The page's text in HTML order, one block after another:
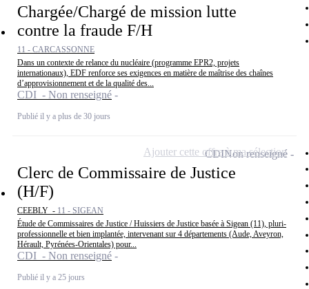
Chargée/Chargé de mission lutte
contre la fraude F/H
11 - CARCASSONNE
Dans un contexte de relance du nucléaire (programme EPR2, projets
internationaux), EDF renforce ses exigences en matière de maîtrise des chaînes
d’approvisionnement et de la qualité des...
CDI - Non renseigné
Publié il y a plus de 30 jours
Clerc de Commissaire de Justice
(H/F)
CEEBLY - 11 - SIGEAN
Étude de Commissaires de Justice / Huissiers de Justice basée à Sigean (11), pluri-
professionnelle et bien implantée, intervenant sur 4 départements (Aude, Aveyron,
Hérault, Pyrénées-Orientales) pour...
CDI - Non renseigné
Publié il y a 25 jours
CDINon renseigné
Ajouter cette offre à ma sélection